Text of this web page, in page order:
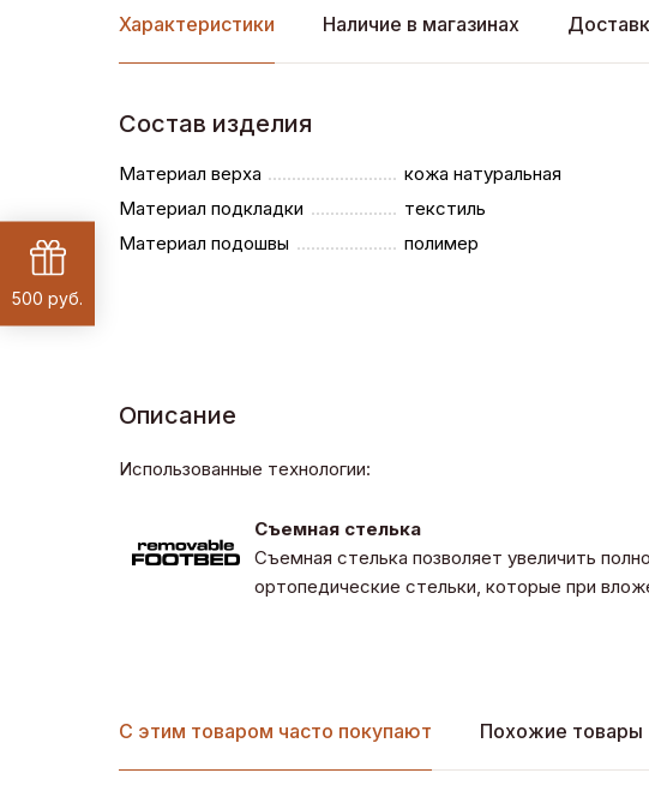
Характеристики Наличие в магазинах
Состав изделия
Материал верха
кожа натуральная
Материал подкладки
текстиль
Материал подошвы
полимер
Описание
Использованные технологии:
Съемная стелька
Съемная стелька позволяет увеличить
ортопедические стельки, которые при
С этим товаром часто покупают Похожие товары
500 руб.